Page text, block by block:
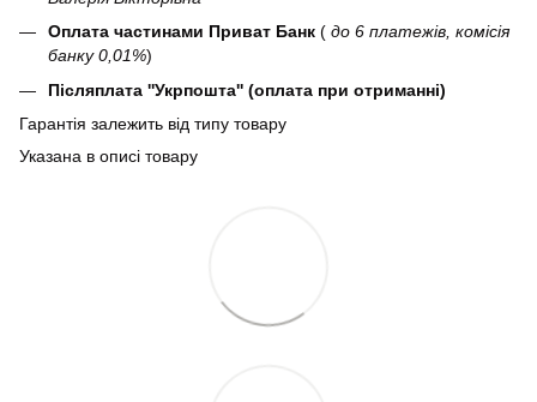
Оплата частинами Приват Банк ( до 6 платежів, комісія
банку 0,01%)
Післяплата ''Укрпошта'' (оплата при отриманні)
Гарантія залежить від типу товару
Указана в описі товару